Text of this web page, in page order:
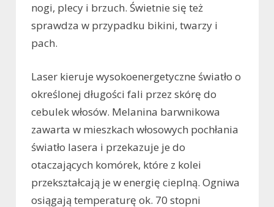
nogi, plecy i brzuch. Świetnie się też
sprawdza w przypadku bikini, twarzy i
pach.
Laser kieruje wysokoenergetyczne światło o
określonej długości fali przez skórę do
cebulek włosów. Melanina barwnikowa
zawarta w mieszkach włosowych pochłania
światło lasera i przekazuje je do
otaczających komórek, które z kolei
przekształcają je w energię cieplną. Ogniwa
osiągają temperaturę ok. 70 stopni